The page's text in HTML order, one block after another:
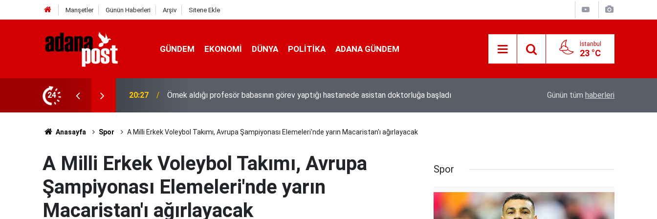
Manşetler Günün Haberleri Arşiv Sitene Ekle
GÜNDEM EKONOMI DÜNYA POLİTİKA ADANA GÜNDEM İstanbul
23 °C
24
asistan doktorluğa başladı 20:20 10 yıl saklanan darbeci Karatepe Muğla’dan böyle kaçmıştı Kıymetli Cumhurbaşkanımız’a Arz Olunur
Günün tüm haberleri
Anasayfa Spor A Milli Erkek Voleybol Takımı, Avrupa Şampiyonası Elemeleri'nde yarın Macaristan'ı ağırlayacak
A Milli Erkek Voleybol Takımı, Avrupa
Şampiyonası Elemeleri'nde yarın
Macaristan'ı ağırlayacak
Spor